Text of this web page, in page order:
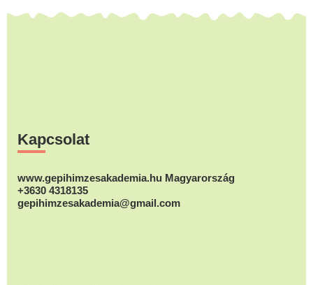
Kapcsolat
www.gepihimzesakademia.hu Magyarország
+3630 4318135
gepihimzesakademia@gmail.com